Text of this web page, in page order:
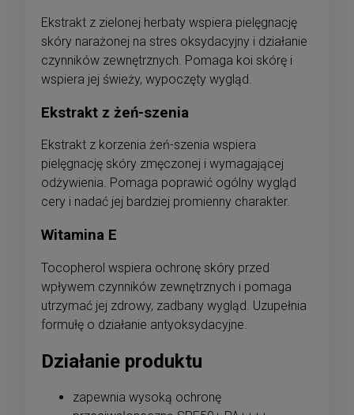
Ekstrakt z zielonej herbaty wspiera pielęgnację
skóry narażonej na stres oksydacyjny i działanie
czynników zewnętrznych. Pomaga koi skórę i
wspiera jej świeży, wypoczęty wygląd.
Ekstrakt z żeń-szenia
Ekstrakt z korzenia żeń-szenia wspiera
pielęgnację skóry zmęczonej i wymagającej
odżywienia. Pomaga poprawić ogólny wygląd
cery i nadać jej bardziej promienny charakter.
Witamina E
Tocopherol wspiera ochronę skóry przed
wpływem czynników zewnętrznych i pomaga
utrzymać jej zdrowy, zadbany wygląd. Uzupełnia
formułę o działanie antyoksydacyjne.
Działanie produktu
zapewnia wysoką ochronę